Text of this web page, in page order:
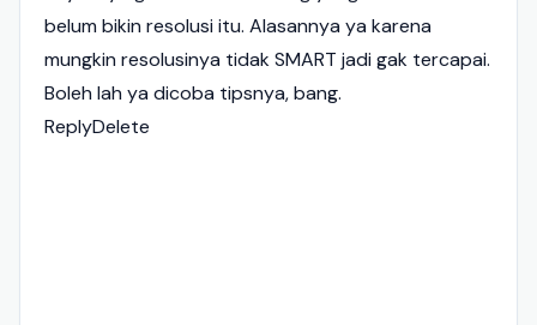
belum bikin resolusi itu. Alasannya ya karena
mungkin resolusinya tidak SMART jadi gak tercapai.
Boleh lah ya dicoba tipsnya, bang.
ReplyDelete